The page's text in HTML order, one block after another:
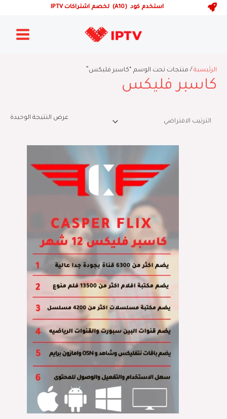
تخطي
استخدم كود (A10) لخصم اشتراكات IPTV
Menu
الرئيسية / منتجات تحت الوسم “كاسبر فليكس”
كاسبر فليكس
عرض النتيجة الوحيدة